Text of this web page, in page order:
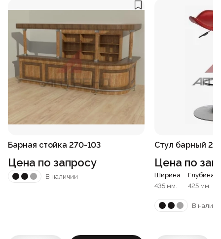
Барная стойка 270-103
Цена по запросу
В наличии
Стул барный
Цена по
Ширина
435 мм.
Глубина
425 мм.
В